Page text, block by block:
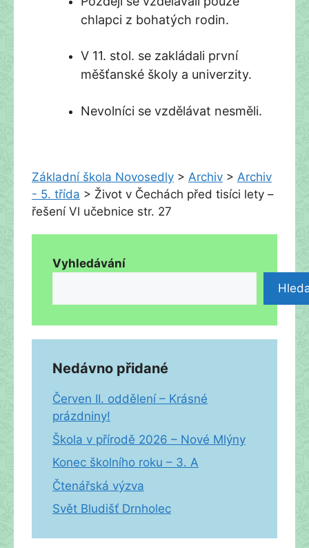
chlapci z bohatých rodin.
V 11. stol. se zakládali první
měšťanské školy a univerzity.
Nevolníci se vzdělávat nesměli.
Základní škola Novosedly > Archiv > Archiv
- 5. třída > Život v Čechách před tisíci lety –
řešení Vl učebnice str. 27
Vyhledávání
Nedávno přidané
Červen II. oddělení – Krásné
prázdniny!
Škola v přírodě 2026 – Nové Mlýny
Konec školního roku – 3. A
Čtenářská výzva
Svět Bludišť Drnholec